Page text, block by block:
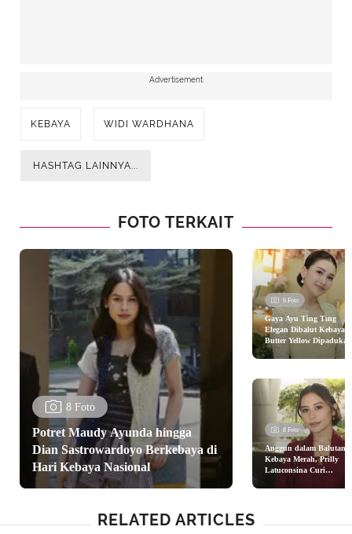
Advertisement
KEBAYA WIDI WARDHANA
HASHTAG LAINNYA...
FOTO TERKAIT
8 Foto
Potret Maudy Ayunda hingga
Dian Sastrowardoyo Berkebaya di
Hari Kebaya Nasional
6 Foto
Gaya Ayu Ting Ting
Elegan Dibalut Kebaya
Butter Yellow Dipadukan
Tas Chanel Ratusan Juta
8 Foto
Anggun dalam Balutan
Kebaya Merah, Prilly
Latuconsina Curi
RELATED ARTICLES